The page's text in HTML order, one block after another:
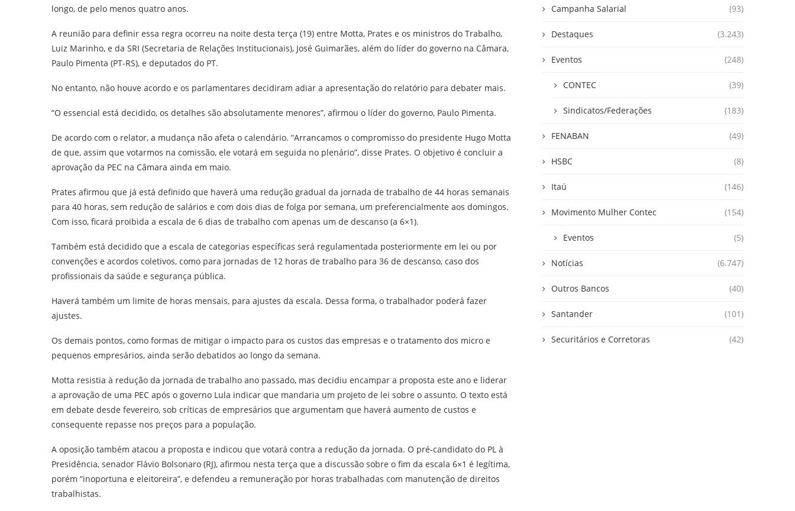
longo, de pelo menos quatro anos.
A reunião para definir essa regra ocorreu na noite desta terça (19) entre Motta, Prates e os ministros do Trabalho,
Luiz Marinho, e da SRI (Secretaria de Relações Institucionais), José Guimarães, além do líder do governo na Câmara,
Paulo Pimenta (PT-RS), e deputados do PT.
No entanto, não houve acordo e os parlamentares decidiram adiar a apresentação do relatório para debater mais.
“O essencial está decidido, os detalhes são absolutamente menores”, afirmou o líder do governo, Paulo Pimenta.
De acordo com o relator, a mudança não afeta o calendário. “Arrancamos o compromisso do presidente Hugo Motta
de que, assim que votarmos na comissão, ele votará em seguida no plenário”, disse Prates. O objetivo é concluir a
aprovação da PEC na Câmara ainda em maio.
Prates afirmou que já está definido que haverá uma redução gradual da jornada de trabalho de 44 horas semanais
para 40 horas, sem redução de salários e com dois dias de folga por semana, um preferencialmente aos domingos.
Com isso, ficará proibida a escala de 6 dias de trabalho com apenas um de descanso (a 6×1).
Também está decidido que a escala de categorias específicas será regulamentada posteriormente em lei ou por
convenções e acordos coletivos, como para jornadas de 12 horas de trabalho para 36 de descanso, caso dos
profissionais da saúde e segurança pública.
Haverá também um limite de horas mensais, para ajustes da escala. Dessa forma, o trabalhador poderá fazer
ajustes.
Os demais pontos, como formas de mitigar o impacto para os custos das empresas e o tratamento dos micro e
pequenos empresários, ainda serão debatidos ao longo da semana.
Motta resistia à redução da jornada de trabalho ano passado, mas decidiu encampar a proposta este ano e liderar
a aprovação de uma PEC após o governo Lula indicar que mandaria um projeto de lei sobre o assunto. O texto está
em debate desde fevereiro, sob críticas de empresários que argumentam que haverá aumento de custos e
consequente repasse nos preços para a população.
A oposição também atacou a proposta e indicou que votará contra a redução da jornada. O pré-candidato do PL à
Presidência, senador Flávio Bolsonaro (RJ), afirmou nesta terça que a discussão sobre o fim da escala 6×1 é legítima,
porém “inoportuna e eleitoreira”, e defendeu a remuneração por horas trabalhadas com manutenção de direitos
trabalhistas.
Campanha Salarial (93)
Destaques (3.243)
Eventos (248)
CONTEC (39)
Sindicatos/Federações (183)
FENABAN (49)
HSBC (8)
Itaú (146)
Movimento Mulher Contec (154)
Eventos (5)
Notícias (6.747)
Outros Bancos (40)
Santander (101)
Securitários e Corretoras (42)